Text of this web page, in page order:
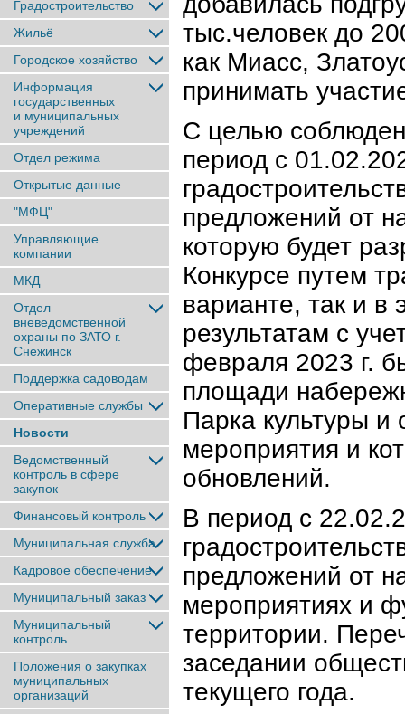
Градостроительство
Жильё
Городское хозяйство
Информация
государственных
и муниципальных
учреждений
Отдел режима
Открытые данные
"МФЦ"
Управляющие
компании
МКД
Отдел
вневедомственной
охраны по ЗАТО г.
Снежинск
Поддержка садоводам
Оперативные службы
Новости
Ведомственный
контроль в сфере
закупок
Финансовый контроль
Муниципальная служба
Кадровое обеспечение
Муниципальный заказ
Муниципальный
контроль
Положения о закупках
муниципальных
организаций
тыс.человек до
как Миасс,
принимать
С целью
период с
предложений от
которую будет
Конкурсе путем
варианте, так и в
результатам с
февраля 2023 г.
площади
Парка культуры и
мероприятия и
обновлений.
В период с
предложений от
мероприятиях и
территории.
заседании
текущего года.